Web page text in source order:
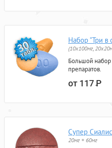
Набор "Три в
(10x100мг,
Большой набор
препаратов.
от 117Р
Супер Сиалис
20мг + 60мг